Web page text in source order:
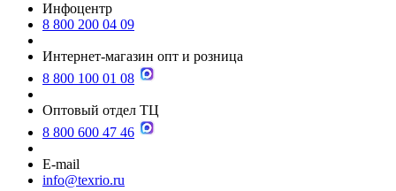
Инфоцентр
8 800 200 04 09
Интернет-магазин опт и розница
8 800 100 01 08
Оптовый отдел ТЦ
8 800 600 47 46
E-mail
info@texrio.ru